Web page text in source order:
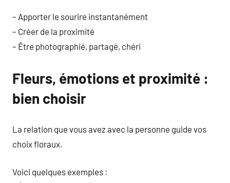
– Apporter le sourire instantanément
– Créer de la proximité
– Être photographié, partagé, chéri
Fleurs, émotions et proximité :
bien choisir
La relation que vous avez avec la personne guide vos
choix floraux.
Voici quelques exemples :